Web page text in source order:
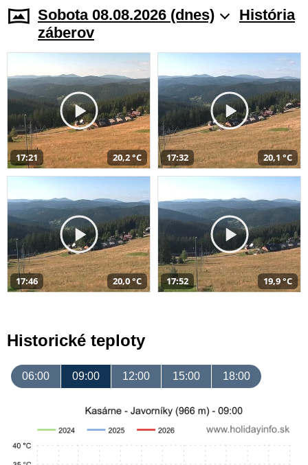
Sobota 08.08.2026 (dnes)
História
záberov
17:21 20,2 °C 17:32 20,1 °C
17:46 20,0 °C 17:52 19,9 °C
Historické teploty
06:00 09:00 12:00 15:00 18:00